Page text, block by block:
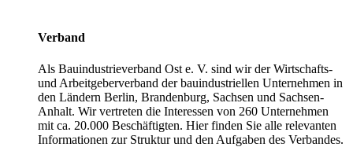
Verband
Als Bauindustrieverband Ost e. V. sind wir der Wirtschafts-
und Arbeitgeberverband der bauindustriellen Unternehmen in
den Ländern Berlin, Brandenburg, Sachsen und Sachsen-
Anhalt. Wir vertreten die Interessen von 260 Unternehmen
mit ca. 20.000 Beschäftigten. Hier finden Sie alle relevanten
Informationen zur Struktur und den Aufgaben des Verbandes.